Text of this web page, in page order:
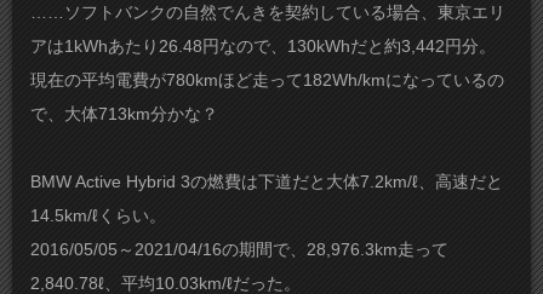
……ソフトバンクの自然でんきを契約している場合、東京エリ
アは1kWhあたり26.48円なので、130kWhだと約3,442円分。
現在の平均電費が780kmほど走って182Wh/kmになっているの
で、大体713km分かな？
BMW Active Hybrid 3の燃費は下道だと大体7.2km/ℓ、高速だと
14.5km/ℓくらい。
2016/05/05～2021/04/16の期間で、28,976.3km走って
2,840.78ℓ、平均10.03km/ℓだった。